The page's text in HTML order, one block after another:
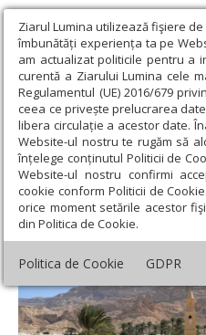
Ziarul Lumina utilizează fişiere
îmbunătăți experiența ta pe
am actualizat politicile pentru a
curentă a Ziarului Lumina cele
Regulamentul (UE) 2016/679
ceea ce privește prelucrarea
libera circulație a acestor date.
Website-ul nostru te rugăm să
înțelege conținutul Politicii de
Website-ul nostru confirmi
cookie conform Politicii de
orice moment setările acestor
din Politica de Cookie.
Politica de Cookie GDPR
Ziarul Lumina › Teologie și
Monahismul - viaţă pe Tabor cu
Monahismul - viaţă